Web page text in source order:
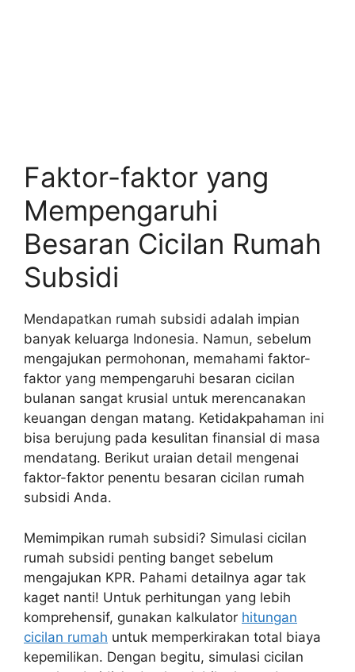
Faktor-faktor yang
Mempengaruhi
Besaran Cicilan Rumah
Subsidi
Mendapatkan rumah subsidi adalah impian
banyak keluarga Indonesia. Namun, sebelum
mengajukan permohonan, memahami faktor-
faktor yang mempengaruhi besaran cicilan
bulanan sangat krusial untuk merencanakan
keuangan dengan matang. Ketidakpahaman ini
bisa berujung pada kesulitan finansial di masa
mendatang. Berikut uraian detail mengenai
faktor-faktor penentu besaran cicilan rumah
subsidi Anda.
Memimpikan rumah subsidi? Simulasi cicilan
rumah subsidi penting banget sebelum
mengajukan KPR. Pahami detailnya agar tak
kaget nanti! Untuk perhitungan yang lebih
komprehensif, gunakan kalkulator hitungan
cicilan rumah untuk memperkirakan total biaya
kepemilikan. Dengan begitu, simulasi cicilan